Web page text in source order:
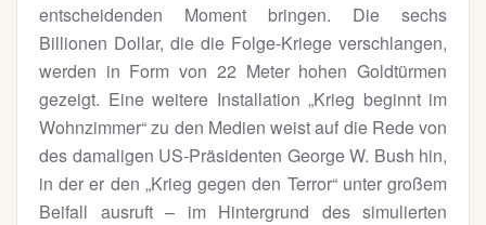
entscheidenden Moment bringen. Die sechs
Billionen Dollar, die die Folge-Kriege verschlangen,
werden in Form von 22 Meter hohen Goldtürmen
gezeigt. Eine weitere Installation „Krieg beginnt im
Wohnzimmer“ zu den Medien weist auf die Rede von
des damaligen US-Präsidenten George W. Bush hin,
in der er den „Krieg gegen den Terror“ unter großem
Beifall ausruft – im Hintergrund des simulierten